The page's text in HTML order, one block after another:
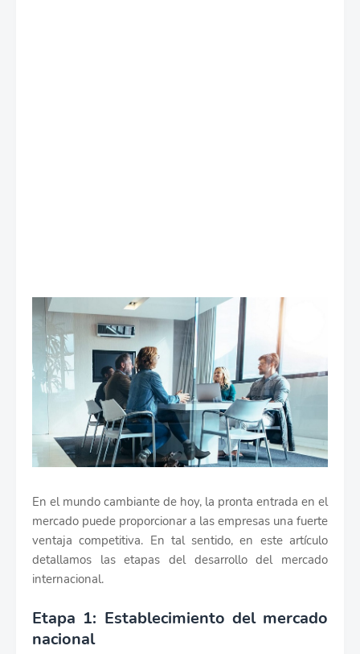
En el mundo cambiante de hoy, la pronta entrada en el
mercado puede proporcionar a las empresas una fuerte
ventaja competitiva. En tal sentido, en este artículo
detallamos las etapas del desarrollo del mercado
internacional.
Etapa 1: Establecimiento del mercado
nacional